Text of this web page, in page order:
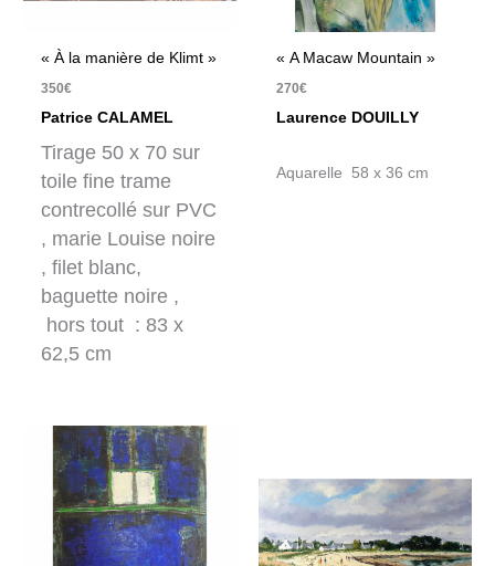
« À la manière de Klimt »
350€
Patrice CALAMEL
Tirage 50 x 70 sur
toile fine trame
contrecollé sur PVC
, marie Louise noire
, filet blanc,
baguette noire ,
hors tout : 83 x
62,5 cm
« A Macaw Mountain »
270€
Laurence DOUILLY
Aquarelle 58 x 36 cm